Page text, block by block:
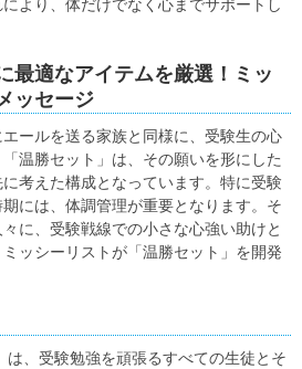
より、体だけでなく心までサポートし
最適なアイテムを厳選！ミッ
ッセージ
ールを送る家族と同様に、受験生の心
温勝セット」は、その願いを形にした
考えた構成となっています。特に受験
には、体調管理が重要となります。そ
に、受験戦線での小さな心強い助けと
ッシーリストが「温勝セット」を開発
は、受験勉強を頑張るすべての生徒とそ